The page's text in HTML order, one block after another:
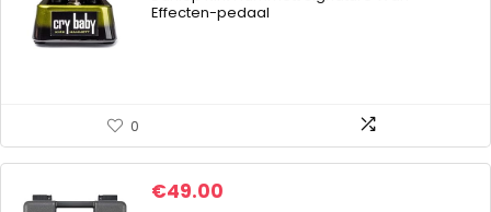
Effecten-pedaal
0
€49.00